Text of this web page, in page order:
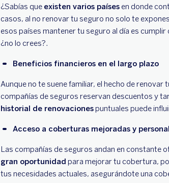
¿Sabías que existen varios países en donde
casos, al no renovar tu seguro no solo te
esos países mantener tu seguro al día es
¿no lo crees?.
Beneficios financieros en el largo plazo
Aunque no te suene familiar, el hecho de
compañías de seguros reservan descuentos y
historial de renovacionespuntuales puede
Acceso a coberturas mejoradas y
Las compañías de seguros andan en constante
gran oportunidad para mejorar tu cobertura,
tus necesidades actuales, asegurándote una